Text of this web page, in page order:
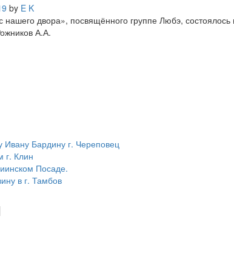
by E K
нашего двора», посвящённого группе Любэ,
А.А.
Бардину г. Череповец
г. Клин
Посаде.
в г. Тамбов